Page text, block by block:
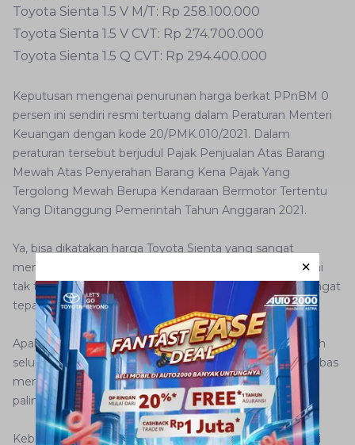
Toyota Sienta 1.5 V M/T: Rp 258.100.000
Toyota Sienta 1.5 V CVT: Rp 274.700.000
Toyota Sienta 1.5 Q CVT: Rp 294.400.000
Keputusan mengenai penurunan harga berkat PPnBM 0
persen ini sendiri resmi tertuang dalam Peraturan Menteri
Keuangan dengan kode 20/PMK.010/2021. Dalam
peraturan tersebut berjudul Pajak Penjualan Atas Barang
Mewah Atas Penyerahan Barang Kena Pajak Yang
Tergolong Mewah Berupa Kendaraan Bermotor Tertentu
Yang Ditanggung Pemerintah Tahun Anggaran 2021.
Ya, bisa dikatakan harga Toyota Sienta yang sangat
menggoda karena terpangkas oleh PPnBM 0 persen ini
tak terjadi selamanya. Jadi, sekarang lah waktu yang sangat
tepat untuk memiliki MPV dengan pintu geser ini.
Apalagi yang mendapat potongan pajak 0 persen adalah
seluruh varian Sienta, jadi akan membuat konsumen bebas
memilih varian yang paling pas untuknya dengan harga
paling menarik.
Kebijakan pemerintah berupa pemangkasan PPnBM ini